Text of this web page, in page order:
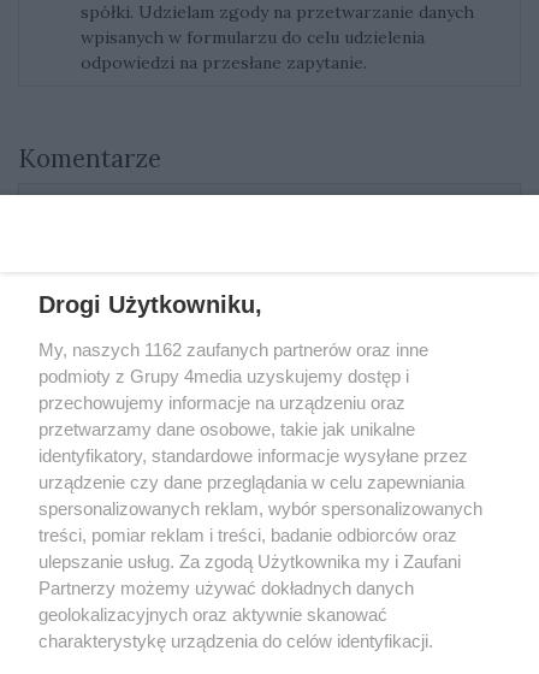
spółki. Udzielam zgody na przetwarzanie danych
wpisanych w formularzu do celu udzielenia
odpowiedzi na przesłane zapytanie.
Komentarze
REKLAMA
Reklama Kontakt
Informacja o Nadawcy
Drogi Użytkowniku,
My, naszych 1162 zaufanych partnerów oraz inne
podmioty z Grupy 4media uzyskujemy dostęp i
przechowujemy informacje na urządzeniu oraz
przetwarzamy dane osobowe, takie jak unikalne
identyfikatory, standardowe informacje wysyłane przez
urządzenie czy dane przeglądania w celu zapewniania
spersonalizowanych reklam, wybór spersonalizowanych
treści, pomiar reklam i treści, badanie odbiorców oraz
ulepszanie usług. Za zgodą Użytkownika my i Zaufani
Partnerzy możemy używać dokładnych danych
geolokalizacyjnych oraz aktywnie skanować
charakterystykę urządzenia do celów identyfikacji.